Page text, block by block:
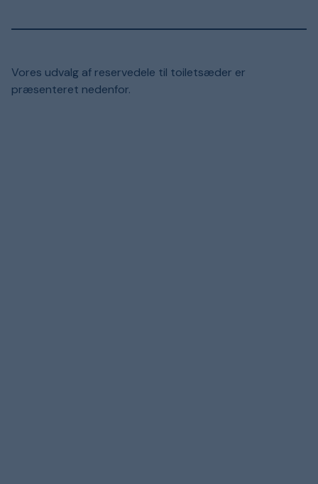
Vores udvalg af reservedele til toiletsæder er
præsenteret nedenfor.